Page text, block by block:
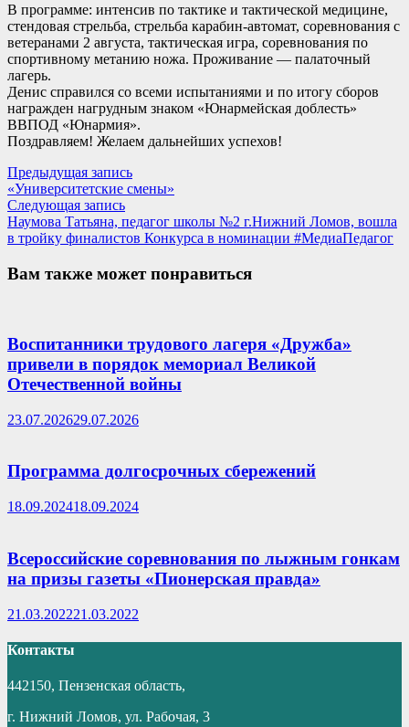
В программе: интенсив по тактике и тактической медицине,
стендовая стрельба, стрельба карабин-автомат, соревнования с
ветеранами 2 августа, тактическая игра, соревнования по
спортивному метанию ножа. Проживание — палаточный
лагерь.
Денис справился со всеми испытаниями и по итогу сборов
награжден нагрудным знаком «Юнармейская доблесть»
ВВПОД «Юнармия».
Поздравляем! Желаем дальнейших успехов!
Навигация
по
записям
Предыдущая записьПредыдущая
запись:
«Университетские смены»
Следующая записьСледующая
запись:
Наумова Татьяна, педагог школы №2 г.Нижний Ломов, вошла
в тройку финалистов Конкурса в номинации #МедиаПедагог
Вам также может понравиться
Воспитанники трудового лагеря «Дружба»
привели в порядок мемориал Великой
Отечественной войны
23.07.202629.07.2026
Программа долгосрочных сбережений
18.09.202418.09.2024
Всероссийские соревнования по лыжным гонкам
на призы газеты «Пионерская правда»
21.03.202221.03.2022
Контакты
442150, Пензенская область,
г. Нижний Ломов, ул. Рабочая, 3